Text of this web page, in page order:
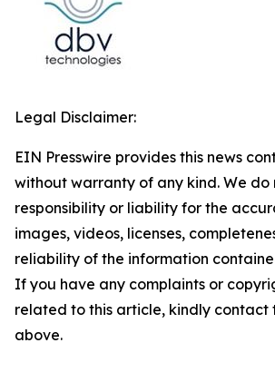
Legal Disclaimer:
EIN Presswire provides this news
without warranty of any kind. We
responsibility or liability for the
images, videos, licenses,
reliability of the information
If you have any complaints or
related to this article, kindly contact
above.